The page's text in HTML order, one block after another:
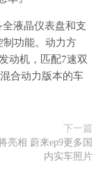
液晶仪表盘和支
制功能。动力方
动机，匹配7速双
合动力版本的车
下一篇
亮相 蔚来ep9更多国
内实车照片